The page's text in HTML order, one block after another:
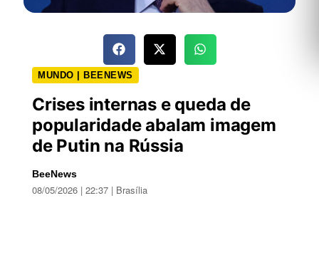
MUNDO | BEENEWS
Crises internas e queda de
popularidade abalam imagem
de Putin na Rússia
BeeNews
08/05/2026 | 22:37 | Brasília